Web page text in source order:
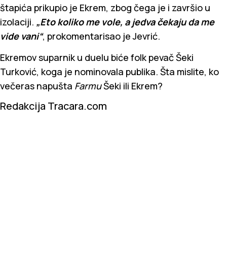
štapića prikupio je Ekrem, zbog čega je i završio u
izolaciji. „Eto koliko me vole, a jedva čekaju da me
vide vani“, prokomentarisao je Jevrić.
Ekremov suparnik u duelu biće folk pevač Šeki
Turković, koga je nominovala publika. Šta mislite, ko
večeras napušta FarmuŠeki ili Ekrem?
Redakcija Tracara.com